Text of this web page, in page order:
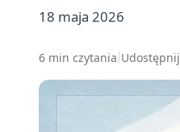
18 maja 2026
6 min czytania Udostępnij